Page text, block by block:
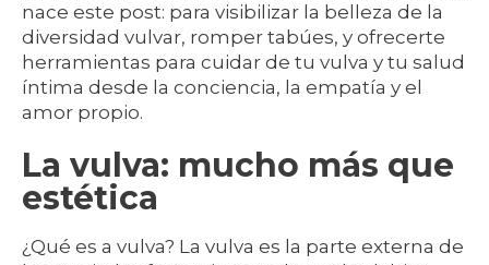
nace este post: para visibilizar la belleza de la
diversidad vulvar, romper tabúes, y ofrecerte
herramientas para cuidar de tu vulva y tu salud
íntima desde la conciencia, la empatía y el
amor propio.
La vulva: mucho más que
estética
¿Qué es a vulva? La vulva es la parte externa de